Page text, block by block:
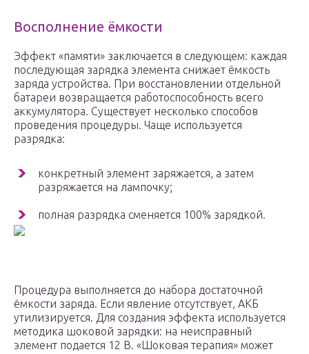
Восполнение ёмкости
Эффект «памяти» заключается в следующем: каждая
последующая зарядка элемента снижает ёмкость
заряда устройства. При восстановлении отдельной
батареи возвращается работоспособность всего
аккумулятора. Существует несколько способов
проведения процедуры. Чаще используется
разрядка:
конкретный элемент заряжается, а затем
разряжается на лампочку;
полная разрядка сменяется 100% зарядкой.
Процедура выполняется до набора достаточной
ёмкости заряда. Если явление отсутствует, АКБ
утилизируется. Для создания эффекта используется
методика шоковой зарядки: на неисправный
элемент подается 12 В. «Шоковая терапия» может